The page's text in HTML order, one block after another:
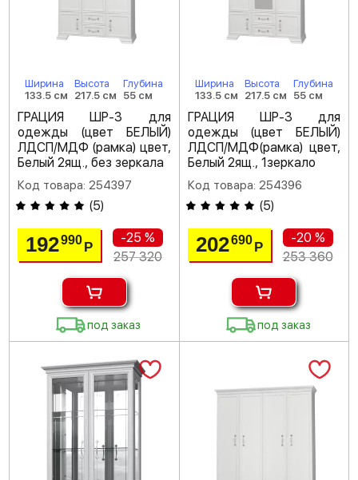
Ширина
133.5 см
Высота
217.5 см
Глубина
55 см
ГРАЦИЯ ШР-3 для
одежды (цвет БЕЛЫЙ)
ЛДСП/МДФ (рамка) цвет,
Белый 2ящ., без зеркала
Код товара: 254397
(5)
192990 Р
-25 %
257 320
под заказ
Ширина
133.5 см
Высота
217.5 см
Глубина
55 см
ГРАЦИЯ ШР-3 для
одежды (цвет БЕЛЫЙ)
ЛДСП/МДФ(рамка) цвет,
Белый 2ящ., 1зеркало
Код товара: 254396
(5)
202690 Р
-20 %
253 360
под заказ